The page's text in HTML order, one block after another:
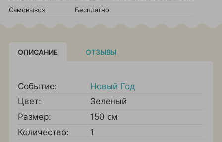
Самовывоз
Бесплатно
ОПИСАНИЕ ОТЗЫВЫ
Событие:
Новый Год
Цвет:
Зеленый
Размер:
150 см
Количество:
1